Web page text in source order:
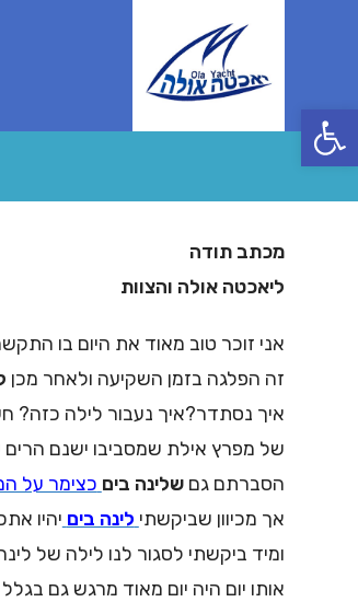
פתח סרגל נגישות
מכתב תודה
ליאכטה אולה והצוות
אני זוכר טוב מאוד את היום בו
זה הפלגה בזמן השקיעה ולאחר מכן
איך נסתדר?איך נעבור לילה כזה?
של מפרץ אילת שמסביבו ישנם
הסברתם גםשלינה בים כצימר על
אך מכיוון שביקשתי לינה בים יהיו
ומיד ביקשתי לסגור לנו לילה של
אותו יום היה יום מאוד מרגש גם